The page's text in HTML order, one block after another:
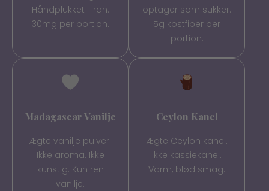
Håndplukket i Iran.
30mg per portion.
optager som sukker.
5g kostfiber per
portion.
Madagascar Vanilje
Ægte vanilje pulver.
Ikke aroma. Ikke
kunstig. Kun ren
vanilje.
Ceylon Kanel
Ægte Ceylon kanel.
Ikke kassiekanel.
Varm, blød smag.